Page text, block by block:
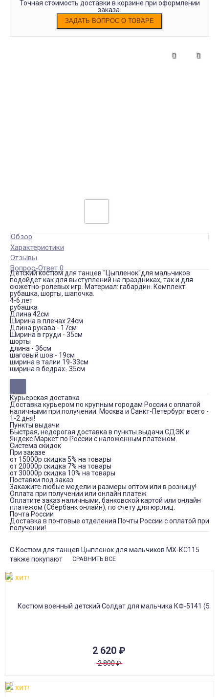
Точная стоимость доставки в корзине при оформлении
заказа.
Обзор
Характеристики
Отзывы
Вопрос-Ответ 0
Детский костюм для танцев "Цыпленок"для мальчиков
подойдет как для выступлений на праздниках, так и для
сюжетно-ролевых игр. Материал: габардин. Комплект:
рубашка, шорты, шапочка.
4-6 лет
рубашка
Длина 42см
Ширина в плечах 24см
Длина рукава - 17см
Ширина в груди - 35см
шорты
длина - 36см
шаговый шов - 19см
ширина в талии 19-33см
ширина в бедрах- 35см
Курьерская доставка
Доставка курьером по крупным городам России с оплатой
наличными при получении. Москва и Санкт-Петербург всего -
1-2 дня!
Пункты выдачи
Быстрая, недорогая доставка в пункты выдачи СДЭК и
Яндекс Маркет по России с наложенным платежом.
Система скидок
При заказе
от 15000р скидка 5% на товары
от 20000р скидка 7% на товары
от 30000р скидка 10% на товары
Поставки под заказ.
Закажите любые модели и размеры оптом или в розницу!
Оплата при получении или онлайн платеж
Оплатите заказ наличными, банковской картой или онлайн
платежом (Сбербанк онлайн), по счету для юр.лиц.
Почта России
Доставка в почтовые отделения Почты России с оплатой при
получении!
С Костюм для танцев Цыпленок для мальчиков МХ-КС115
также покупают
СРАВНИТЬ ВСЕ
2 620 ₽
2 800₽
ХИТ!
ХИТ!